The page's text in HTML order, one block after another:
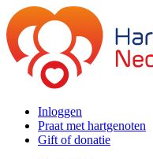
Inloggen
Praat met hartgenoten
Gift of donatie